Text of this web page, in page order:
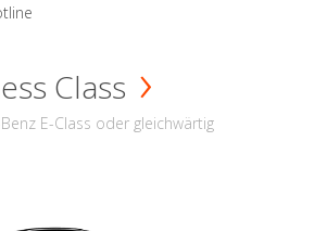
Class
E-Class oder gleichwärtig